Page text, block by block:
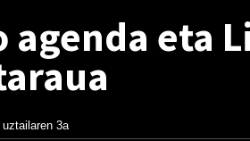
agenda eta
3a